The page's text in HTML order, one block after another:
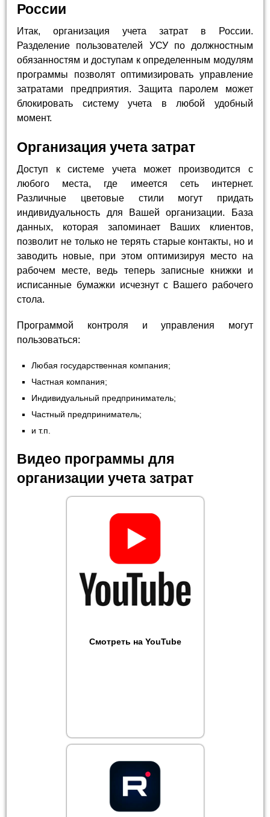
России
Итак, организация учета затрат в России.
Разделение пользователей УСУ по должностным
обязанностям и доступам к определенным модулям
программы позволят оптимизировать управление
затратами предприятия. Защита паролем может
блокировать систему учета в любой удобный
момент.
Организация учета затрат
Доступ к системе учета может производится с
любого места, где имеется сеть интернет.
Различные цветовые стили могут придать
индивидуальность для Вашей организации. База
данных, которая запоминает Ваших клиентов,
позволит не только не терять старые контакты, но и
заводить новые, при этом оптимизируя место на
рабочем месте, ведь теперь записные книжки и
исписанные бумажки исчезнут с Вашего рабочего
стола.
Программой контроля и управления могут
пользоваться:
Любая государственная компания;
Частная компания;
Индивидуальный предприниматель;
Частный предприниматель;
и т.п.
Видео программы для
организации учета затрат
Смотреть на YouTube